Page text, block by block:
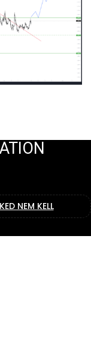
NEM KELL